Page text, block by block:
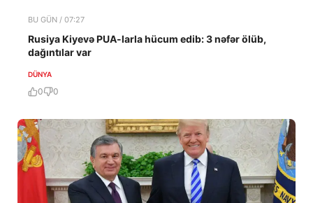
BU GÜN / 07:27
Rusiya Kiyevə PUA-larla hücum edib: 3 nəfər ölüb,
dağıntılar var
DÜNYA
0 0